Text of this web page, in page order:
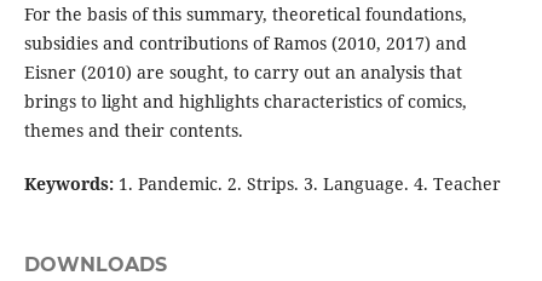
For the basis of this summary, theoretical foundations,
subsidies and contributions of Ramos (2010, 2017) and
Eisner (2010) are sought, to carry out an analysis that
brings to light and highlights characteristics of comics,
themes and their contents.
Keywords:1. Pandemic. 2. Strips. 3. Language. 4. Teacher
DOWNLOADS